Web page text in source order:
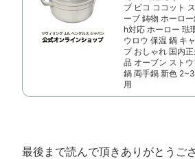
ブ ピコ ココット
ーブ 鋳物 ホーロー
h対応 ホーロー 琺
ウロウ 保温 鍋 キ
プ おしゃれ 国内正
品 オーブン スト
鍋 両手鍋 新色 2~3
用
最後まで読んで頂きありがとうご